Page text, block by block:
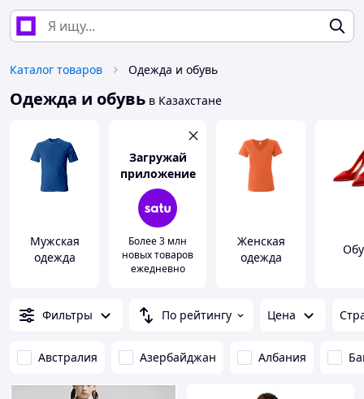
Каталог товаров Одежда и обувь
Одежда и обувь в Казахстане
Мужская
одежда
Загружай
приложение
Более 3 млн
новых товаров
ежедневно
Женская
одежда
Фильтры По рейтингу Цена
Австралия Азербайджан Албания